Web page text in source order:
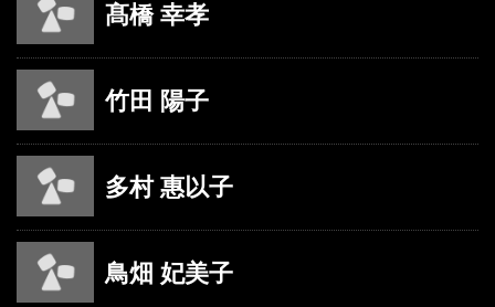
髙橋 幸孝
竹田 陽子
多村 惠以子
鳥畑 妃美子